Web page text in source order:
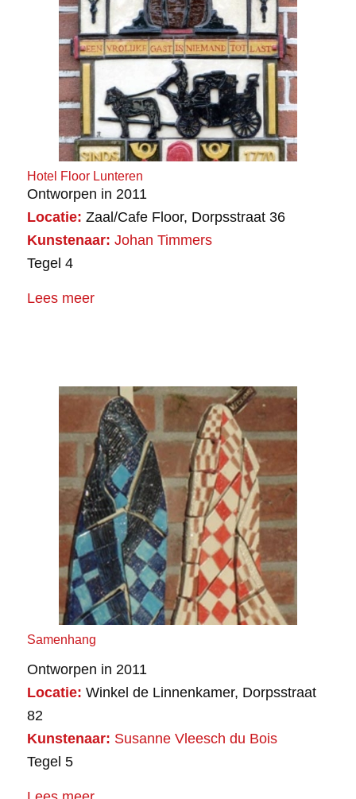
Hotel Floor Lunteren
Ontworpen in 2011
Locatie: Zaal/Cafe Floor, Dorpsstraat 36
Kunstenaar: Johan Timmers
Tegel 4
Lees meer
Samenhang
Ontworpen in 2011
Locatie: Winkel de Linnenkamer, Dorpsstraat
82
Kunstenaar: Susanne Vleesch du Bois
Tegel 5